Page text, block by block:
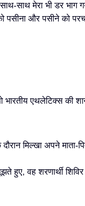
साथ मेरा भी डर भाग
पसीना और पसीने को
एथलेटिक्स की
मिल्खा अपने माता-
हुए, वह शरणार्थी